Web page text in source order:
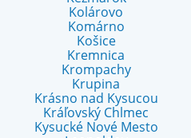
Kolárovo
Komárno
Košice
Kremnica
Krompachy
Krupina
Krásno nad Kysucou
Kráľovský Chlmec
Kysucké Nové Mesto